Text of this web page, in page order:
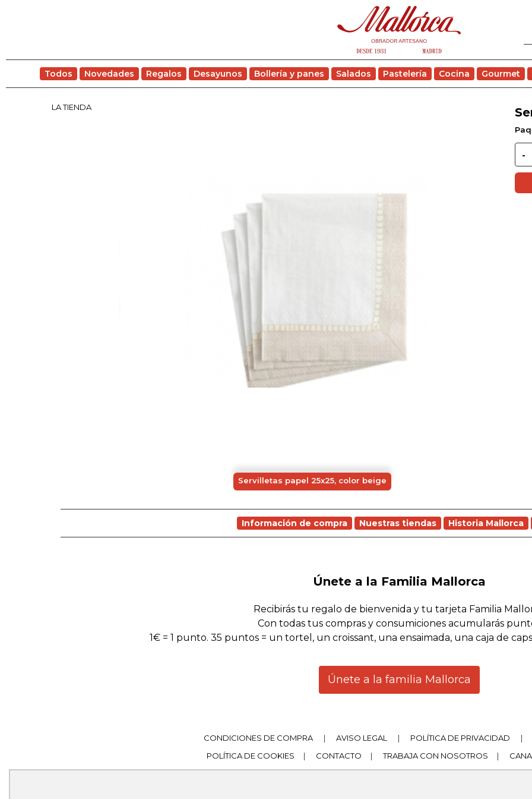
Todos Novedades Regalos Desayunos Bollería y panes Salados Pastelería Cocina Gourmet
LA TIENDA
Servilletas papel 25x25, color beige
Información de compra Nuestras tiendas Historia Mallorca
Únete a la Familia Mallorca
Recibirás tu regalo de bienvenida y tu tarjeta Familia
Con todas tus compras y consumiciones acumularás
1€ = 1 punto. 35 puntos = un tortel, un croissant, una ensaimada, una caja de
Únete a la familia Mallorca
CONDICIONES DE COMPRA | AVISO LEGAL | POLÍTICA DE PRIVACIDAD
|
POLÍTICA DE COOKIES
| CONTACTO | TRABAJA CON NOSOTROS |